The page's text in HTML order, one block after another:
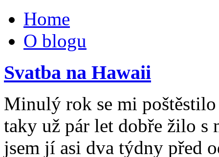
Home
O blogu
Svatba na Hawaii
Minulý rok se mi
taky už pár let dobře žilo
jsem jí asi dva týdny před